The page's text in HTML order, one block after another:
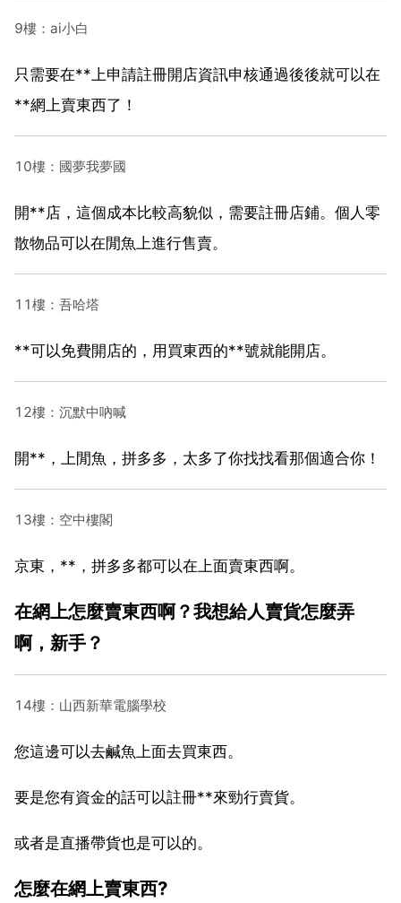
9樓：ai小白
只需要在**上申請註冊開店資訊申核通過後後就可以在
**網上賣東西了！
10樓：國夢我夢國
開**店，這個成本比較高貌似，需要註冊店鋪。個人零
散物品可以在閒魚上進行售賣。
11樓：吾哈塔
**可以免費開店的，用買東西的**號就能開店。
12樓：沉默中吶喊
開**，上閒魚，拼多多，太多了你找找看那個適合你！
13樓：空中樓閣
京東，**，拼多多都可以在上面賣東西啊。
在網上怎麼賣東西啊？我想給人賣貨怎麼弄
啊，新手？
14樓：山西新華電腦學校
您這邊可以去鹹魚上面去買東西。
要是您有資金的話可以註冊**來勁行賣貨。
或者是直播帶貨也是可以的。
怎麼在網上賣東西?